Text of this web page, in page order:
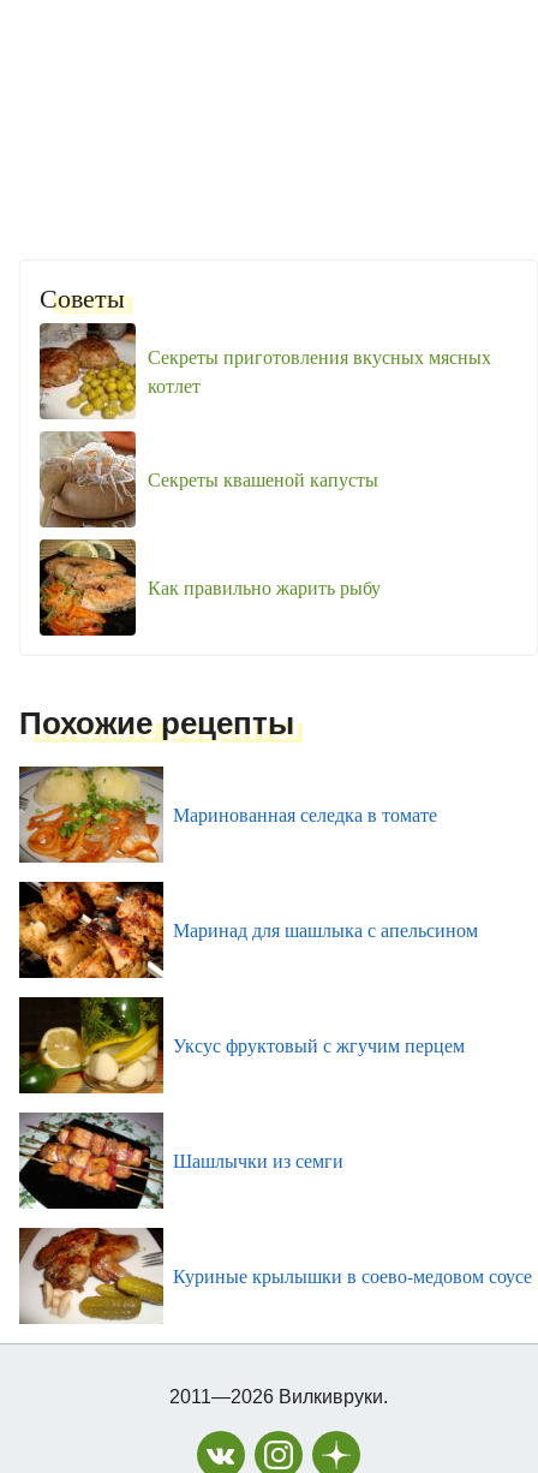
Советы
Секреты приготовления вкусных мясных
котлет
Секреты квашеной капусты
Как правильно жарить рыбу
Похожие рецепты
Маринованная селедка в томате
Маринад для шашлыка с апельсином
Уксус фруктовый с жгучим перцем
Шашлычки из семги
Куриные крылышки в соево-медовом соусе
2011—2026 Вилкивруки.